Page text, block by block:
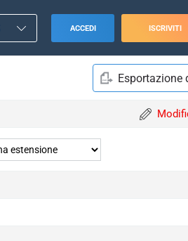
ACCEDI ISCRIVITI
Esportazione